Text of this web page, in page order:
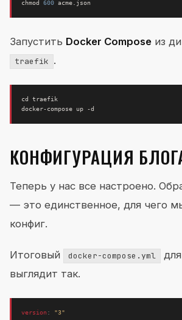
chmod 600
Запустить Docker Compose из
traefik .
cd
КОНФИГУРАЦИЯ
Теперь у нас все настроено.
— это единственное, для чего
конфиг.
Итоговый docker-compose.yml
выглядит так.
version : "3"